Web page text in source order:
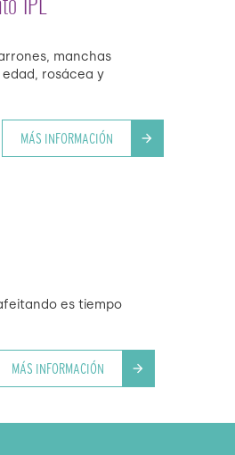
manchas
rosácea y
MÁS INFORMACIÓN arrow_forward
es tiempo
MÁS INFORMACIÓN arrow_forward